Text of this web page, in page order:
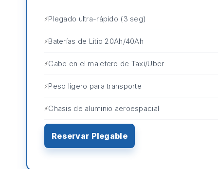
Plegado ultra-rápido (3 seg)
Baterías de Litio 20Ah/40Ah
Cabe en el maletero de Taxi/Uber
Peso ligero para transporte
Chasis de aluminio aeroespacial
Reservar Plegable